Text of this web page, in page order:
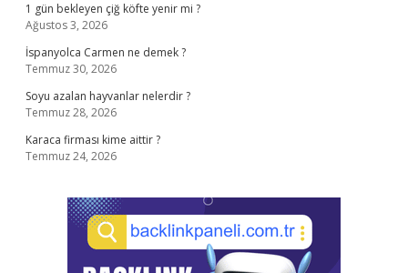
1 gün bekleyen çiğ köfte yenir mi ?
Ağustos 3, 2026
İspanyolca Carmen ne demek ?
Temmuz 30, 2026
Soyu azalan hayvanlar nelerdir ?
Temmuz 28, 2026
Karaca firması kime aittir ?
Temmuz 24, 2026